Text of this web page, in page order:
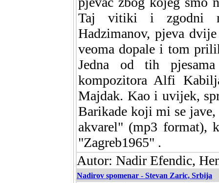
Taj vitiki i zgodni
Hadzimanov, pjeva
veoma dopale i tom
Jedna od tih
kompozitora Alfi
Majdak. Kao i uvijek,
Barikade koji mi se
akvarel" (mp3 format),
"Zagreb1965" .
Autor: Nadir Efendic,
Nadirov spomenar - Stevan Zaric, Srbija